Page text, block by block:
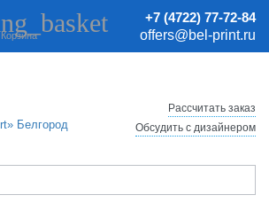
сайте могут быть неактуальными.
цены уточняйте у менеджеров.
+7 (4722) 77-72-84
offers@bel-print.ru
Корзина
Рассчитать заказ
Обсудить с дизайнером